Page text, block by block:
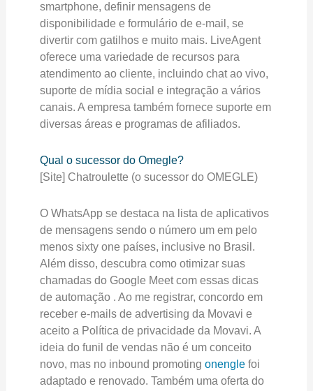
smartphone, definir mensagens de
disponibilidade e formulário de e-mail, se
divertir com gatilhos e muito mais. LiveAgent
oferece uma variedade de recursos para
atendimento ao cliente, incluindo chat ao vivo,
suporte de mídia social e integração a vários
canais. A empresa também fornece suporte em
diversas áreas e programas de afiliados.
Qual o sucessor do Omegle?
[Site] Chatroulette (o sucessor do OMEGLE)
O WhatsApp se destaca na lista de aplicativos
de mensagens sendo o número um em pelo
menos sixty one países, inclusive no Brasil.
Além disso, descubra como otimizar suas
chamadas do Google Meet com essas dicas
de automação . Ao me registrar, concordo em
receber e-mails de advertising da Movavi e
aceito a Política de privacidade da Movavi. A
ideia do funil de vendas não é um conceito
novo, mas no inbound promoting onenglefoi
adaptado e renovado. Também uma oferta do